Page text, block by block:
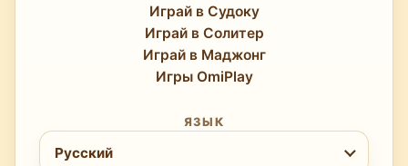
Играй в Судоку
Играй в Солитер
Играй в Маджонг
Игры OmiPlay
ЯЗЫК
Выберите язык
Русский